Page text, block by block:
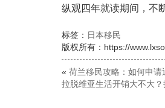
纵观四年就读期间，不
标签： 日本移民
版权所有：https://
« 荷兰移民攻略：如何申请
拉脱维亚生活开销大不大